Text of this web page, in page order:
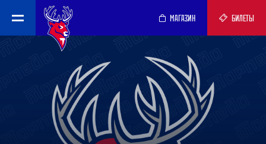
МАГАЗИН БИЛЕТЫ